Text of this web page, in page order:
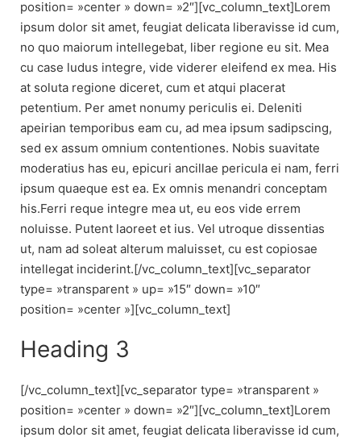
position= »center » down= »2″][vc_column_text]Lorem
ipsum dolor sit amet, feugiat delicata liberavisse id cum,
no quo maiorum intellegebat, liber regione eu sit. Mea
cu case ludus integre, vide viderer eleifend ex mea. His
at soluta regione diceret, cum et atqui placerat
petentium. Per amet nonumy periculis ei. Deleniti
apeirian temporibus eam cu, ad mea ipsum sadipscing,
sed ex assum omnium contentiones. Nobis suavitate
moderatius has eu, epicuri ancillae pericula ei nam, ferri
ipsum quaeque est ea. Ex omnis menandri conceptam
his.Ferri reque integre mea ut, eu eos vide errem
noluisse. Putent laoreet et ius. Vel utroque dissentias
ut, nam ad soleat alterum maluisset, cu est copiosae
intellegat inciderint.[/vc_column_text][vc_separator
type= »transparent » up= »15″ down= »10″
position= »center »][vc_column_text]
Heading 3
[/vc_column_text][vc_separator type= »transparent »
position= »center » down= »2″][vc_column_text]Lorem
ipsum dolor sit amet, feugiat delicata liberavisse id cum,